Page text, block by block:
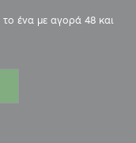
το ένα με αγορά 48 και